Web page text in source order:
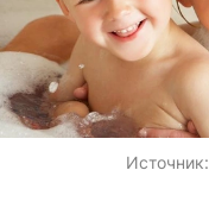
Источник: